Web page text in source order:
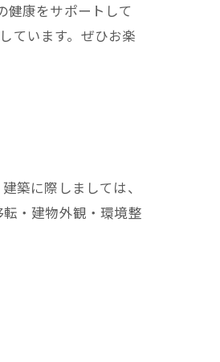
健康をサポートして
ています。ぜひお楽
築に際しましては、
・建物外観・環境整